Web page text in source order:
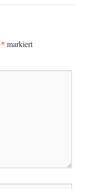
* markiert